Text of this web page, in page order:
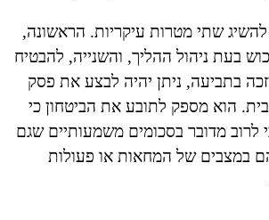
להשיג שתי מטרות עיקריות. הראשונה,
בעת ניהול ההליך, והשנייה, להבטיח
בתביעה, ניתן יהיה לבצע את פסק
הוא מספק לתובע את הביטחון כי
לרוב מדובר בסכומים משמעותיים שגם
במצבים של המחאות או פעולות